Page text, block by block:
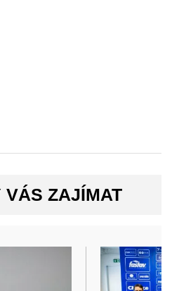
VÁS ZAJÍMAT